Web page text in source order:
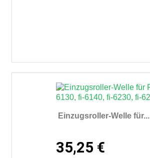
Einzugsroller-Welle für...
35,25 €